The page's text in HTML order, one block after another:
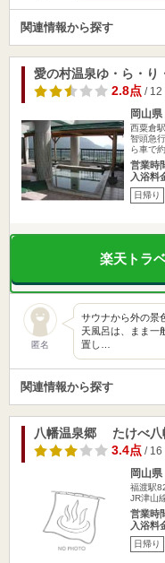
関連情報から探す
愛の村温泉ゆ・ら・り
2.8点/ 12
岡山県
西粟倉
智頭急
ら車で
営業時
入浴料
日帰り
楽天トラ
匿名
サウナから外の景
天風呂は、まま一
置し…
関連情報から探す
八幡温泉郷 たけべ八
3.4点/ 16
岡山
福渡駅
JR津山
営業時
入浴料
日帰り